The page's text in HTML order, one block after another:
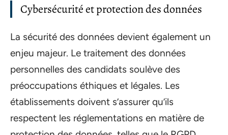
Cybersécurité et protection des données
La sécurité des données devient également un
enjeu majeur. Le traitement des données
personnelles des candidats soulève des
préoccupations éthiques et légales. Les
établissements doivent s’assurer qu’ils
respectent les réglementations en matière de